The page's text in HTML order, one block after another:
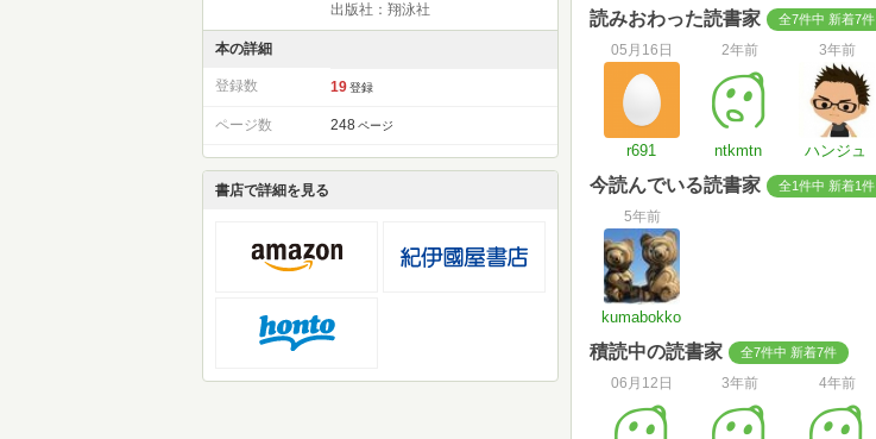
出版社：翔泳社
本の詳細
登録数 19 登録
ページ数 248 ページ
書店で詳細を見る
読みおわった読書家 全7件中 新着7件
05月16日
r691
2年前
ntkmtn
3年前
ハンジュ
今読んでいる読書家 全1件中 新着1件
5年前
kumabokko
積読中の読書家 全7件中 新着7件
06月12日 3年前 4年前